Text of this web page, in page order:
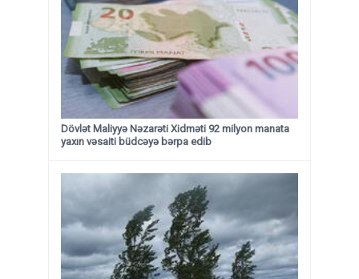
Dövlət Maliyyə Nəzarəti Xidməti 92 milyon manata
yaxın vəsaiti büdcəyə bərpa edib